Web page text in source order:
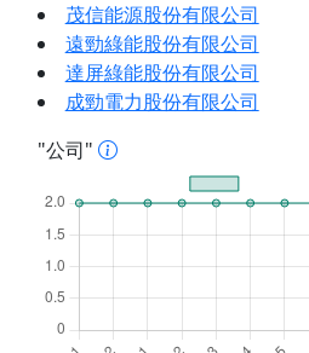
茂信能源股份有限公司
遠勁綠能股份有限公司
達屏綠能股份有限公司
成勁電力股份有限公司
"公司"